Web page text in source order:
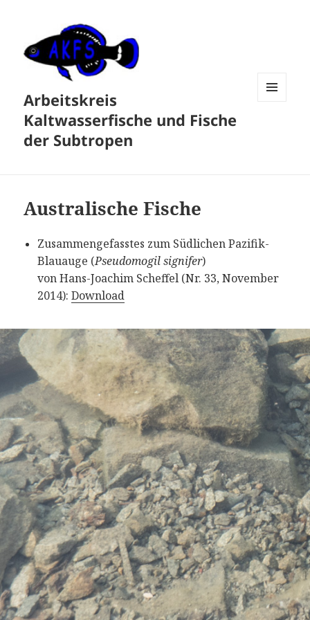
Arbeitskreis
Kaltwasserfische und Fische
der Subtropen
Australische Fische
Zusammengefasstes zum Südlichen Pazifik-
Blauauge (Pseudomogil signifer)
von Hans-Joachim Scheffel (Nr. 33, November
2014):Download